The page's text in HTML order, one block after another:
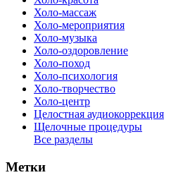
Холо-массаж
Холо-мероприятия
Холо-музыка
Холо-оздоровление
Холо-поход
Холо-психология
Холо-творчество
Холо-центр
Целостная аудиокоррекция
Щелочные процедуры
Все разделы
Метки